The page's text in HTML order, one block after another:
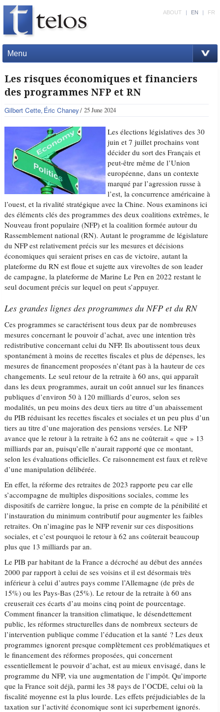
Menu
ABOUT | EN | FR
Les risques économiques et financiers
des programmes NFP et RN
Gilbert Cette Éric Chaney 25 June 2024
Les élections législatives des 30
juin et 7 juillet prochains vont
décider du sort des Français et
peut-être même de l’Union
européenne, dans un contexte
marqué par l’agression russe à
l’est, la concurrence américaine à
l’ouest, et la rivalité stratégique avec la Chine. Nous examinons ici
des éléments clés des programmes des deux coalitions extrêmes, le
Nouveau front populaire (NFP) et la coalition formée autour du
Rassemblement national (RN). Autant le programme de législature
du NFP est relativement précis sur les mesures et décisions
économiques qui seraient prises en cas de victoire, autant la
plateforme du RN est floue et sujette aux virevoltes de son leader
de campagne, la plateforme de Marine Le Pen en 2022 restant le
seul document précis sur lequel on peut s’appuyer.
Les grandes lignes des programmes du NFP et du RN
Ces programmes se caractérisent tous deux par de nombreuses
mesures concernant le pouvoir d’achat, avec une intention très
redistributive concernant celui du NFP. Ils aboutissent tous deux
spontanément à moins de recettes fiscales et plus de dépenses, les
mesures de financement proposées n’étant pas à la hauteur de ces
changements. Le seul retour de la retraite à 60 ans, qui apparaît
dans les deux programmes, aurait un coût annuel sur les finances
publiques d’environ 50 à 120 milliards d’euros, selon ses
modalités, un peu moins des deux tiers au titre d’un abaissement
du PIB réduisant les recettes fiscales et sociales et un peu plus d’un
tiers au titre d’une majoration des pensions versées. Le NFP
avance que le retour à la retraite à 62 ans ne coûterait « que » 13
milliards par an, puisqu’elle n’aurait rapporté que ce montant,
selon les évaluations officielles. Ce raisonnement est faux et relève
d’une manipulation délibérée.
En effet, la réforme des retraites de 2023 rapporte peu car elle
s’accompagne de multiples dispositions sociales, comme les
dispositifs de carrière longue, la prise en compte de la pénibilité et
l’instauration du minimum contributif pour augmenter les faibles
retraites. On n’imagine pas le NFP revenir sur ces dispositions
sociales, et c’est pourquoi le retour à 62 ans coûterait beaucoup
plus que 13 milliards par an.
Le PIB par habitant de la France a décroché au début des années
2000 par rapport à celui de ses voisins et il est désormais très
inférieur à celui d’autres pays comme l’Allemagne (de près de
15%) ou les Pays-Bas (25%). Le retour de la retraite à 60 ans
creuserait ces écarts d’au moins cinq point de pourcentage.
Comment financer la transition climatique, le désendettement
public, les réformes structurelles dans de nombreux secteurs de
l’intervention publique comme l’éducation et la santé ? Les deux
programmes ignorent presque complètement ces problématiques et
le financement des réformes proposées, qui concernent
essentiellement le pouvoir d’achat, est au mieux envisagé, dans le
programme du NFP, via une augmentation de l’impôt. Qu’importe
que la France soit déjà, parmi les 38 pays de l’OCDE, celui où la
fiscalité moyenne est la plus lourde. Les effets préjudiciables de la
taxation sur l’activité économique sont ici superbement ignorés.